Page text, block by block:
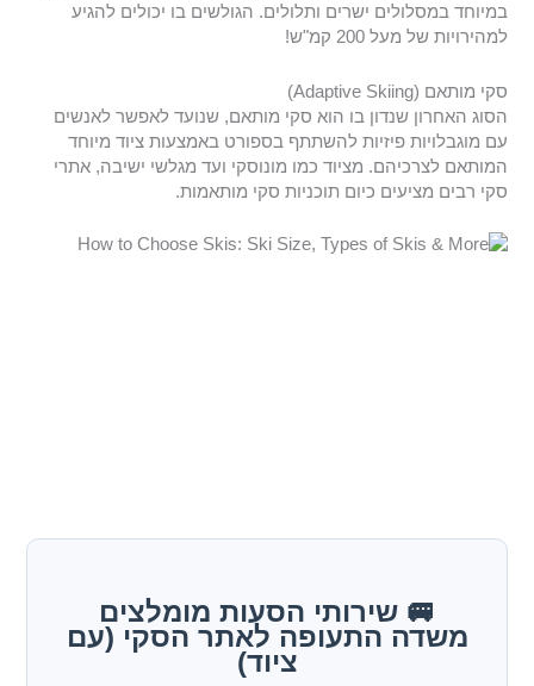
במיוחד במסלולים ישרים ותלולים. הגולשים בו יכולים להגיע
למהירויות של מעל 200 קמ"ש!
סקי מותאם (Adaptive Skiing)
הסוג האחרון שנדון בו הוא סקי מותאם, שנועד לאפשר לאנשים
עם מוגבלויות פיזיות להשתתף בספורט באמצעות ציוד מיוחד
המותאם לצרכיהם. מציוד כמו מונוסקי ועד מגלשי ישיבה, אתרי
סקי רבים מציעים כיום תוכניות סקי מותאמות.
🚐 שירותי הסעות מומלצים
משדה התעופה לאתר הסקי (עם
ציוד)